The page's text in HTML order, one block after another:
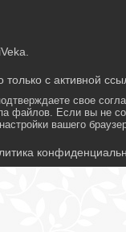
с активной
свое
файлов. Если вы не
вашего